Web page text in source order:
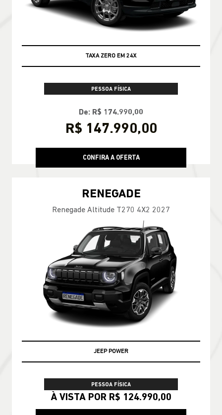
TAXA ZERO EM 24X
PESSOA FÍSICA
De: R$ 174.990,00
R$ 147.990,00
CONFIRA A OFERTA
RENEGADE
Renegade Altitude T270 4X2 2027
JEEP POWER
PESSOA FÍSICA
À VISTA POR R$ 124.990,00